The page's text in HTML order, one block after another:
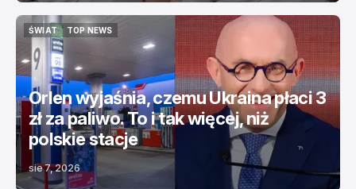
ŚWIAT
ŚWIAT
TOP NEWS
Orlen wyjaśnia, czemu Ukraina płaci 3
zł za paliwo. To i tak więcej, niż
polskie stacje
sie 7, 2026